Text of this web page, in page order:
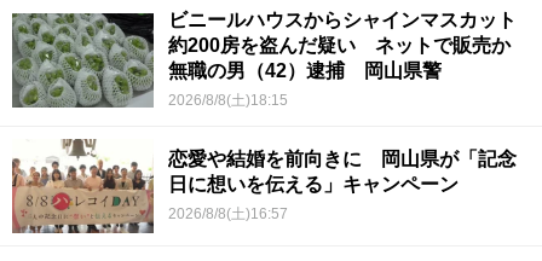
ビニールハウスからシャインマスカット
約200房を盗んだ疑い ネットで販売か
無職の男（42）逮捕 岡山県警
2026/8/8(土)18:15
恋愛や結婚を前向きに 岡山県が「記念
日に想いを伝える」キャンペーン
2026/8/8(土)16:57